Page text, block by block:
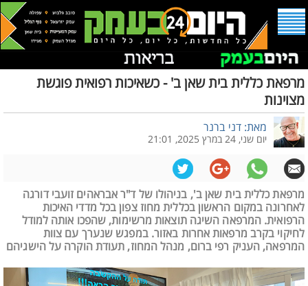
מרפאת כללית בית שאן ב' - כשאיכות רפואית פוגשת
מצוינות
מאת: דני ברנר
יום שני, 24 במרץ 2025, 21:01
מרפאת כללית בית שאן ב', בניהולו של ד"ר אבראהים זועבי דורגה
לאחרונה במקום הראשון בכללית מחוז צפון בכל מדדי האיכות
הרפואית. המרפאה השיגה תוצאות מרשימות, שהפכו אותה למודל
לחיקוי בקרב מרפאות אחרות באזור. במפגש שנערך עם צוות
המרפאה, העניק רפי ברום, מנהל המחוז, תעודת הוקרה על הישגיהם